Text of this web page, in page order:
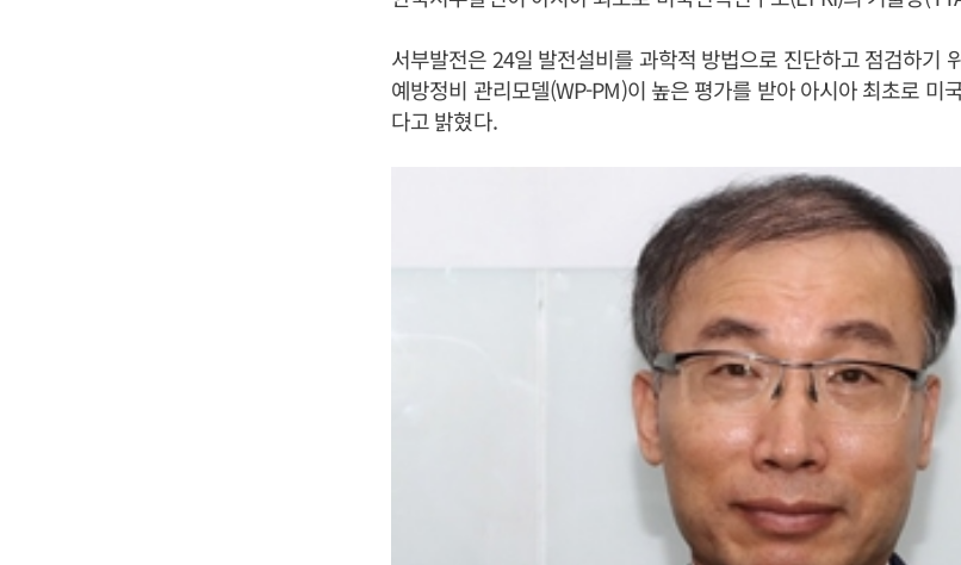
서부발전은 24일 발전설비를 과학적 방법으로 진단하고 점검하기
예방정비 관리모델(WP-PM)이 높은 평가를 받아 아시아 최초로 미
다고 밝혔다.